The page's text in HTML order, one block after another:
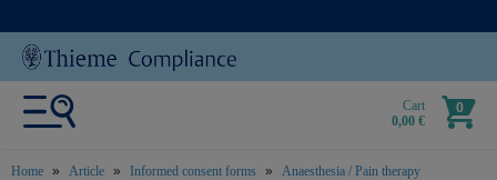
Cart
0,00 €
0
Home Article Informed consent forms
Anaesthesia / Pain therapy